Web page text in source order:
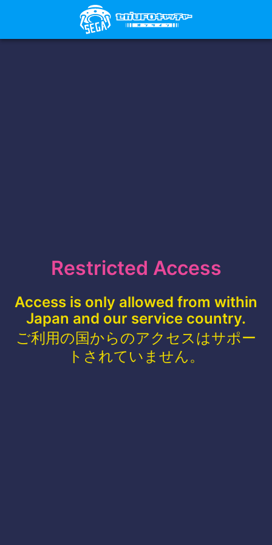
Restricted Access
Access is only allowed from within
Japan and our service country.
ご利用の国からのアクセスはサポー
トされていません。